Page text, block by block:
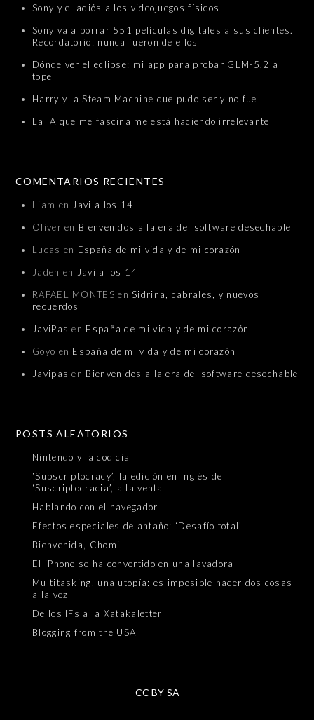
Sony y el adiós a los videojuegos físicos
Sony va a borrar 551 películas digitales a sus clientes.
Recordatorio: nunca fueron de ellos
Dónde ver el eclipse: mi app para probar GLM-5.2 a
tope
Harry y la Steam Machine que pudo ser y no fue
La IA que me fascina me está haciendo irrelevante
COMENTARIOS RECIENTES
Liam en Javi a los 14
Oliver en Bienvenidos a la era del software desechable
Lucas en España de mi vida y de mi corazón
Jaden en Javi a los 14
RAFAEL MONTES enSidrina, cabrales, y nuevos
recuerdos
JaviPas en España de mi vida y de mi corazón
Goyo en España de mi vida y de mi corazón
Javipas en Bienvenidos a la era del software desechable
POSTS ALEATORIOS
Nintendo y la codicia
‘Subscriptocracy’, la edición en inglés de
‘Suscriptocracia’, a la venta
Hablando con el navegador
Efectos especiales de antaño: ‘Desafío total’
Bienvenida, Chomi
El iPhone se ha convertido en una lavadora
Multitasking, una utopía: es imposible hacer dos cosas
a la vez
De los IFs a la Xatakaletter
Blogging from the USA
CC BY-SA